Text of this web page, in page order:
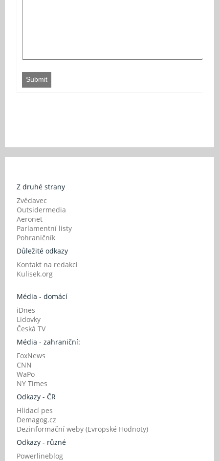
Submit
Z druhé strany
Zvědavec
Outsidermedia
Aeronet
Parlamentní listy
Pohraničník
Důležité odkazy
Kontakt na redakci
Kulisek.org
Média - domácí
iDnes
Lidovky
Česká TV
Média - zahraniční:
FoxNews
CNN
WaPo
NY Times
Odkazy - ČR
Hlídací pes
Demagog.cz
Dezinformační weby (Evropské Hodnoty)
Odkazy - různé
Powerlineblog